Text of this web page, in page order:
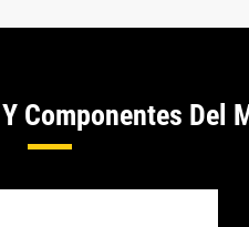
Componentes Del